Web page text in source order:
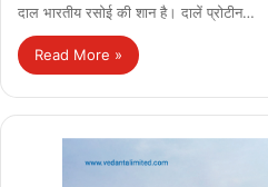
दाल भारतीय रसोई की शान है। दालें प्रोटीन…
Read More »